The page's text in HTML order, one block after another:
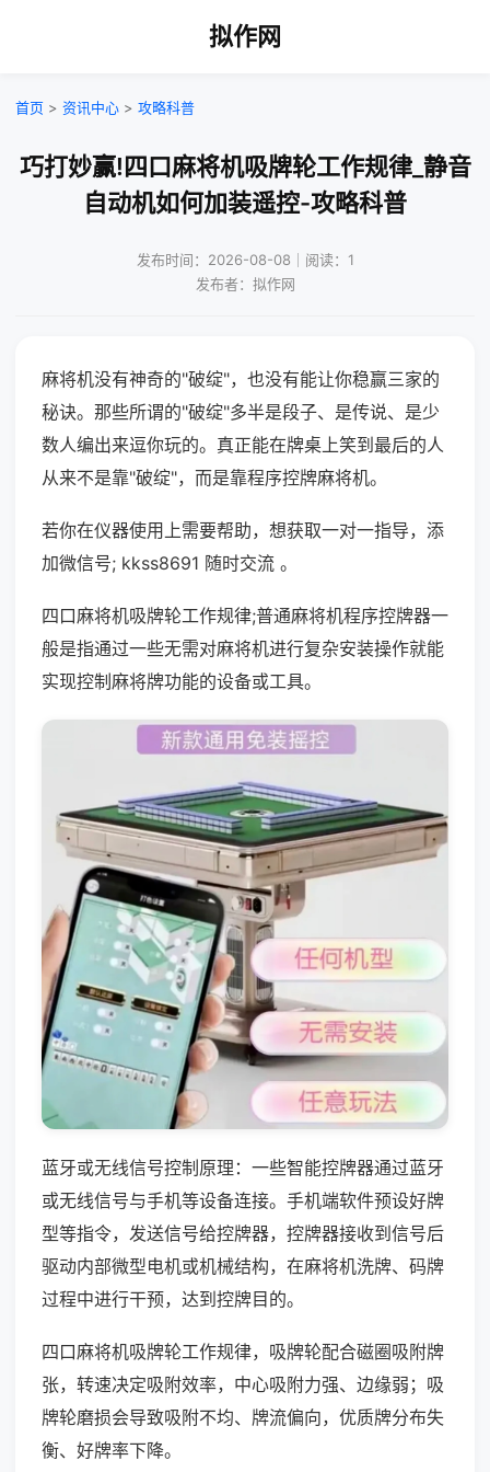
拟作网
首页 > 资讯中心 > 攻略科普
巧打妙赢!四口麻将机吸牌轮工作规律_静音
自动机如何加装遥控-攻略科普
发布时间：2026-08-08｜阅读：1
发布者：拟作网
麻将机没有神奇的"破绽"，也没有能让你稳赢三家的
秘诀。那些所谓的"破绽"多半是段子、是传说、是少
数人编出来逗你玩的。真正能在牌桌上笑到最后的人
从来不是靠"破绽"，而是靠程序控牌麻将机。
若你在仪器使用上需要帮助，想获取一对一指导，添
加微信号; kkss8691 随时交流 。
四口麻将机吸牌轮工作规律;普通麻将机程序控牌器一
般是指通过一些无需对麻将机进行复杂安装操作就能
实现控制麻将牌功能的设备或工具。
蓝牙或无线信号控制原理：一些智能控牌器通过蓝牙
或无线信号与手机等设备连接。手机端软件预设好牌
型等指令，发送信号给控牌器，控牌器接收到信号后
驱动内部微型电机或机械结构，在麻将机洗牌、码牌
过程中进行干预，达到控牌目的。
四口麻将机吸牌轮工作规律，吸牌轮配合磁圈吸附牌
张，转速决定吸附效率，中心吸附力强、边缘弱；吸
牌轮磨损会导致吸附不均、牌流偏向，优质牌分布失
衡、好牌率下降。